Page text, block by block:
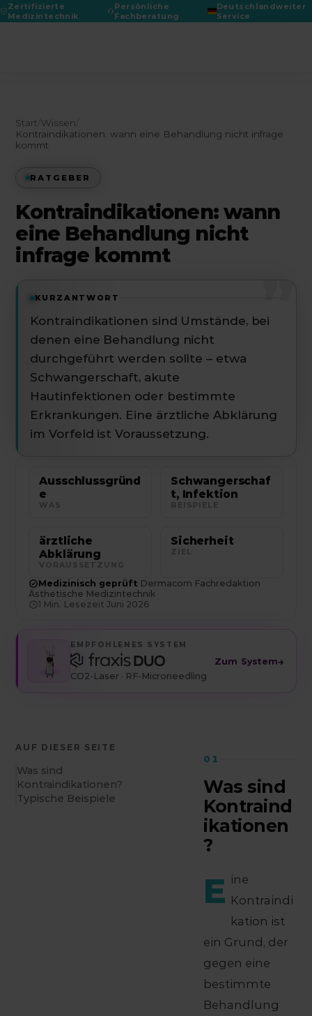
Zertifizierte
Medizintechnik
Persönliche
Fachberatung
Deutschlandweiter
Service
Start Wissen
Kontraindikationen: wann eine Behandlung nicht infrage
kommt
RATGEBER
Kontraindikationen: wann
eine Behandlung nicht
infrage kommt
”
KURZANTWORT
Kontraindikationen sind Umstände, bei
denen eine Behandlung nicht
durchgeführt werden sollte – etwa
Schwangerschaft, akute
Hautinfektionen oder bestimmte
Erkrankungen. Eine ärztliche Abklärung
im Vorfeld ist Voraussetzung.
Ausschlussgründ
e
WAS
Schwangerschaf
t, Infektion
BEISPIELE
ärztliche
Abklärung
VORAUSSETZUNG
Sicherheit
ZIEL
Medizinisch geprüft Dermacom Fachredaktion
Ästhetische Medizintechnik
1 Min. Lesezeit ·Juni 2026
EMPFOHLENES SYSTEM
CO2-Laser · RF-Microneedling
Zum System→
AUF DIESER SEITE
Was sind
Kontraindikationen?
Typische Beispiele
01
Was sind
Kontraind
ikationen
?
E ine
Kontraindi
kation ist
ein Grund, der
gegen eine
bestimmte
Behandlung